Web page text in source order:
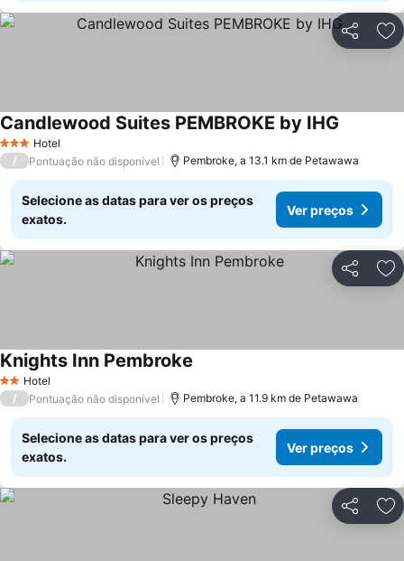
Partilhar
3 EstrelasHotel
Candlewood Suites PEMBROKE by IHG
/ Pontuação não disponível Pembroke, a 13.1 km de Petawawa
Selecione as datas para ver os preços
exatos.
Ver preços
Partilhar
2 Estrelas
Hotel
Knights Inn Pembroke
/ Pontuação não disponível Pembroke, a 11.9 km de Petawawa
Selecione as datas para ver os preços
exatos.
Ver preços
Partilhar